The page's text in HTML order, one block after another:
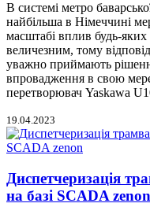
В системі метро
найбільша в Німеччині
масштабі вплив будь-
величезним, тому
уважно приймають
впровадження в свою
перетворювач Yaskawa
19.04.2023
Диспетчеризація
на базі SCADA zenon